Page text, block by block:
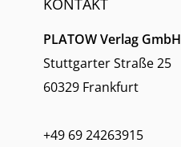
PLATOW Verlag GmbH
Stuttgarter Straße 25
60329 Frankfurt
+49 69 24263915